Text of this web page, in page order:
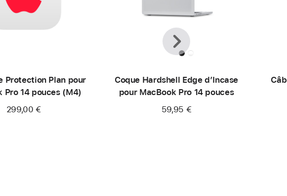
Protection Plan pour
Pro 14 pouces (M4)
299,00 €
Coque Hardshell Edge d’Incase
pour MacBook Pro 14 pouces
59,95 €
Précédent
Suivant